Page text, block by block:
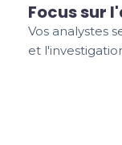
Focus sur
Vos analystes
et